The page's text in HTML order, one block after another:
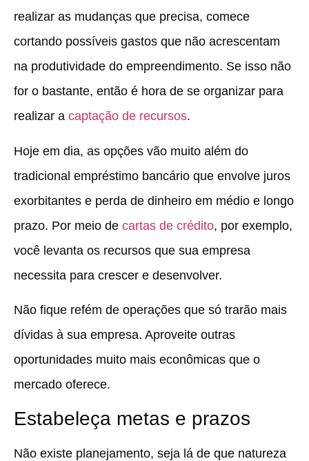
realizar as mudanças que precisa, comece
cortando possíveis gastos que não acrescentam
na produtividade do empreendimento. Se isso não
for o bastante, então é hora de se organizar para
realizar a captação de recursos.
Hoje em dia, as opções vão muito além do
tradicional empréstimo bancário que envolve juros
exorbitantes e perda de dinheiro em médio e longo
prazo. Por meio de cartas de crédito, por exemplo,
você levanta os recursos que sua empresa
necessita para crescer e desenvolver.
Não fique refém de operações que só trarão mais
dívidas à sua empresa. Aproveite outras
oportunidades muito mais econômicas que o
mercado oferece.
Estabeleça metas e prazos
Não existe planejamento, seja lá de que natureza